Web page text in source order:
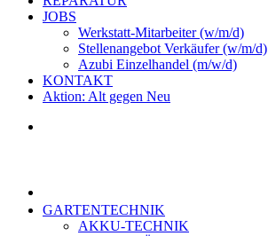
JOBS
Werkstatt-Mitarbeiter (w/m/d)
Stellenangebot Verkäufer (w/m/d)
Azubi Einzelhandel (m/w/d)
KONTAKT
Aktion: Alt gegen Neu
GARTENTECHNIK
AKKU-TECHNIK